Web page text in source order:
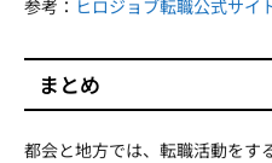
参考： ヒロジョブ転職公式サイ
まとめ
都会と地方では、転職活動をす